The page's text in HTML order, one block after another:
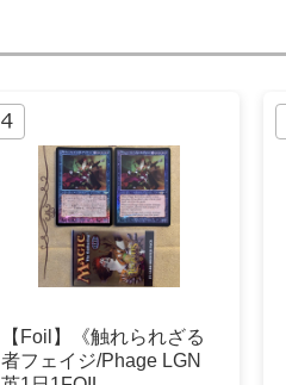
【Foil】《触れられざる
者フェイジ/Phage LGN